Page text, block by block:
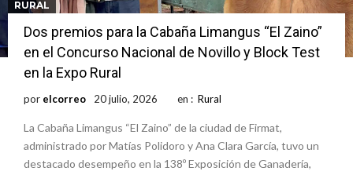
RURAL
Dos premios para la Cabaña Limangus “El Zaino”
en el Concurso Nacional de Novillo y Block Test
en la Expo Rural
por elcorreo 20 julio, 2026 en : Rural
La Cabaña Limangus “El Zaino” de la ciudad de Firmat,
administrado por Matías Polidoro y Ana Clara García, tuvo un
destacado desempeño en la 138º Exposición de Ganadería,